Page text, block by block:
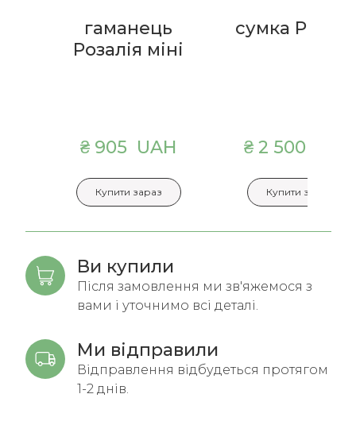
гаманець
Розалія міні
₴ 905  UAH
Купити зараз
сумка
₴ 2 500  UAH
Купити зараз
Ви купили
Після замовлення ми зв'яжемося з
вами і уточнимо всі деталі.
Ми відправили
Відправлення відбудеться протягом
1-2 днів.